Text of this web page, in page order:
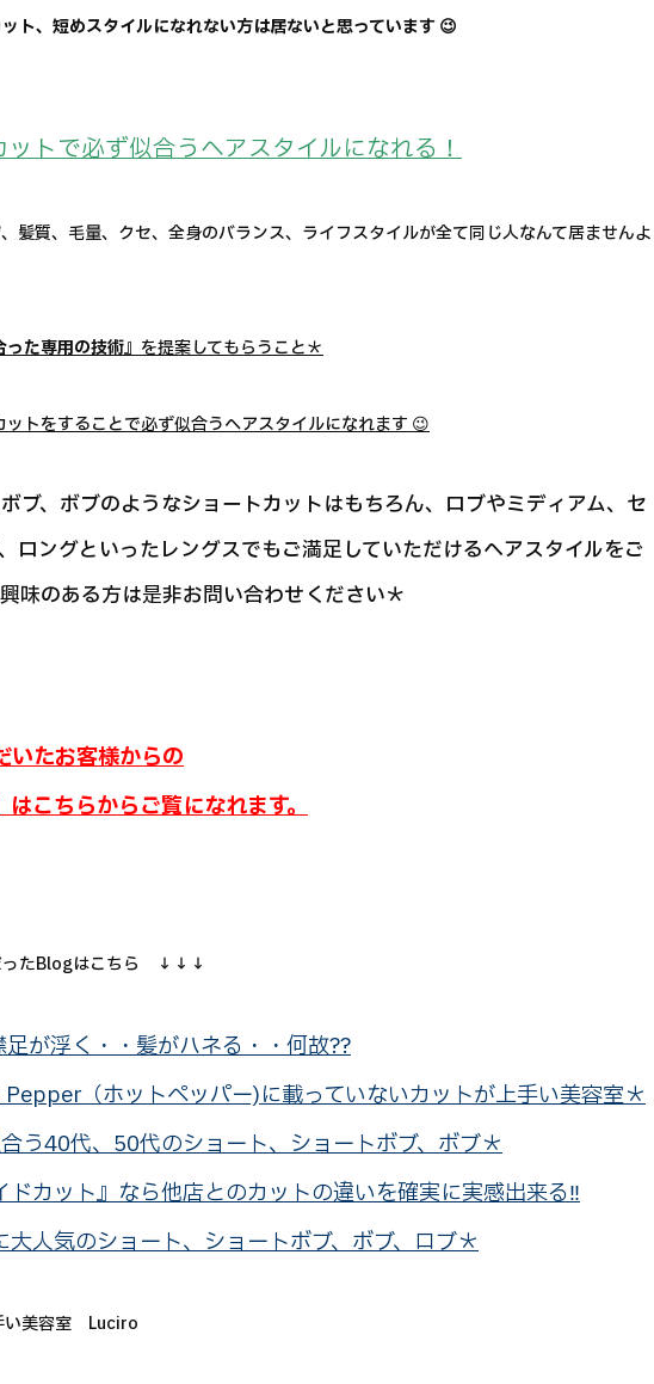
ト、短めスタイルになれない方は居ないと思っています 😉
トで必ず似合うヘアスタイルになれる！
髪質、毛量、クセ、全身のバランス、ライフスタイルが全て同じ人なんて居ませんよ
った専用の技術』 を提案してもらうこと＊
トをすることで必ず似合うヘアスタイルになれます 😉
ブ、ボブのようなショートカットはもちろん、ロブやミディアム、セ
ロングといったレングスでもご満足していただけるヘアスタイルをご
味のある方は是非お問い合わせください＊
いたお客様からの
はこちらからご覧になれます。
たBlogはこちら ↓↓↓
が浮く・・髪がハネる・・何故??
（ホットペッパー)に載っていないカットが上手い美容室＊
う40代、50代のショート、ショートボブ、ボブ＊
カット』なら他店とのカットの違いを確実に実感出来る‼
大人気のショート、ショートボブ、ボブ、ロブ＊